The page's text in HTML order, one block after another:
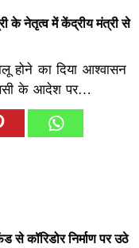
के नेतृत्व में केंद्रीय मंत्री से
होने का दिया आश्वासन
के आदेश पर…
से कॉरिडोर निर्माण पर उठे